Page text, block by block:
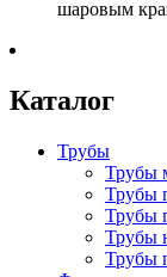
шаровым
Каталог
Трубы
Трубы
Трубы
Трубы
Трубы
Трубы